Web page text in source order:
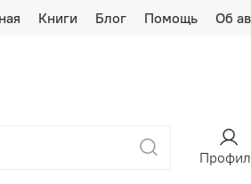
Книги Блог Помощь Об